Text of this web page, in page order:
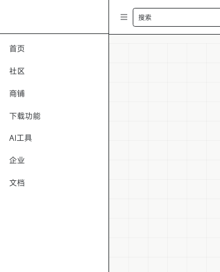
首页
社区
商铺
下载功能
AI工具
企业
文档
搜索